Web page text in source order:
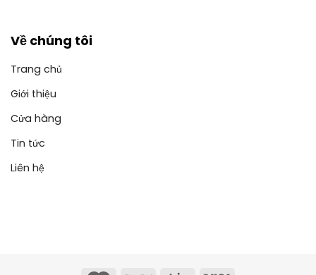
Về chúng tôi
Trang chủ
Giới thiệu
Cửa hàng
Tin tức
Liên hệ